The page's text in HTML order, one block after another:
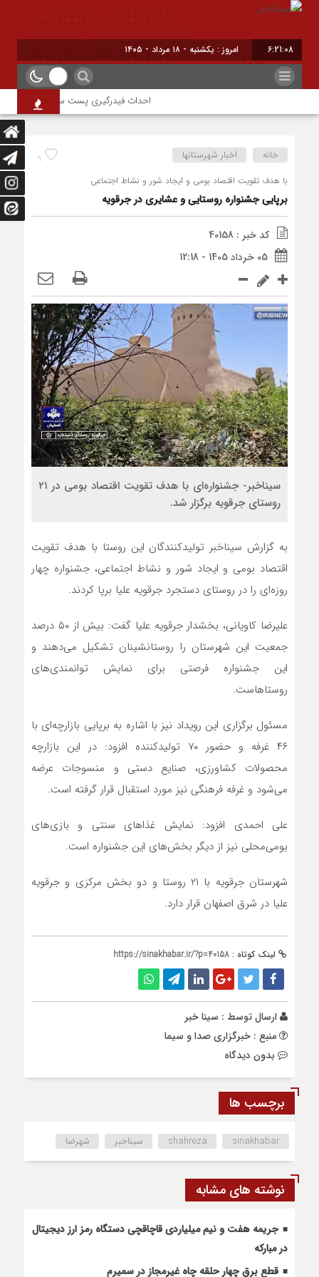
6:21:08 امروز : یکشنبه - ۱۸ مرداد - ۱۴۰۵
احداث فیدرگیری پست سیار شهرک رازی؛
9 خانه اخبار شهرستانها
با هدف تقویت اقتصاد بومی و ایجاد شور و نشاط اجتماعی
برپایی جشنواره روستایی و عشایری در جرقویه
کد خبر : 40158
05 خرداد 1405 - 12:18
سیناخبر- جشنواره‌ای با هدف تقویت اقتصاد بومی در ۲۱
روستای جرقویه برگزار شد.
به گزارش سیناخبر تولیدکنندگان این روستا با هدف تقویت
اقتصاد بومی و ایجاد شور و نشاط اجتماعی، جشنواره چهار
روزه‌ای را در روستای دستجرد جرقویه علیا برپا کردند.
علیرضا کاویانی، بخشدار جرقویه علیا گفت: بیش از ۵۰ درصد
جمعیت این شهرستان را روستانشینان تشکیل می‌دهند و
این جشنواره فرصتی برای نمایش توانمندی‌های
روستاهاست.
مسئول برگزاری این رویداد نیز با اشاره به برپایی بازارچه‌ای با
۴۶ غرفه و حضور ۷۰ تولیدکننده افزود: در این بازارچه
محصولات کشاورزی، صنایع دستی و منسوجات عرضه
می‌شود و غرفه فرهنگی نیز مورد استقبال قرار گرفته است.
علی احمدی افزود: نمایش غذا‌های سنتی و بازی‌های
بومی‌محلی نیز از دیگر بخش‌های این جشنواره است.
شهرستان جرقویه با ۲۱ روستا و دو بخش مرکزی و جرقویه
علیا در شرق اصفهان قرار دارد.
لینک کوتاه : https://sinakhabar.ir/?p=40158
ارسال توسط : سینا خبر
منبع : خبرگزاری صدا و سیما
بدون دیدگاه
برچسب ها
shahreza sinakhabar سیناخبر شهرضا
نوشته های مشابه
جریمه هفت و نیم میلیاردی قاچاقچی دستگاه رمز ارز دیجیتال
در مبارکه
قطع برق چهار حلقه چاه غیرمجاز در سمیرم